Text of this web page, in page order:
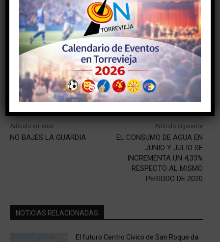
Facebook Twitter
Artículo anterior
NO BAJES LA GUARDIA
Artículo siguiente
EL CONSUMO DE AGUA EN
JUNIO Y JULIO SE
INCREMENTA UN 4,33%
RESPECTO AL MISMO
PERIODO DE 2020
NOTICIAS RELACIONADAS
El futuro Centro Cívico de San Roque da